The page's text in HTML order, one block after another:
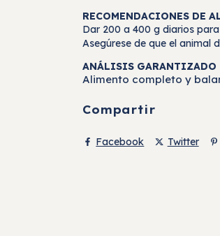
RECOMENDACIONES DE
Dar 200 a 400 g diarios
Asegúrese de que el animal
ANÁLISIS GARANTIZADO
Alimento completo y
Compartir
Facebook Twitter